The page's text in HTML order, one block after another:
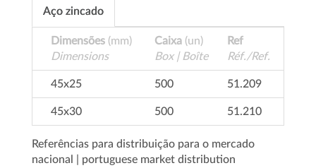
Aço zincado
Dimensões (mm)
Dimensions
Caixa (un)
Box | Boîte
Ref
Réf./Ref.
45x25 500 51.209
45x30 500 51.210
Referências para distribuição para o mercado
nacional | portuguese market distribution